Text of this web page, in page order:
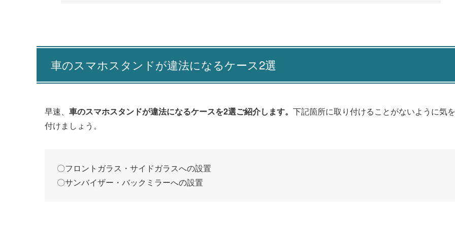
車のスマホスタンドが違法になるケース2選
早速、 車のスマホスタンドが違法になるケースを2選ご紹介します。 下記箇所に取り付けることがないように気を
付けましょう。
〇フロントガラス・サイドガラスへの設置
〇サンバイザー・バックミラーへの設置